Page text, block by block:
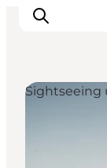
Sightseeing